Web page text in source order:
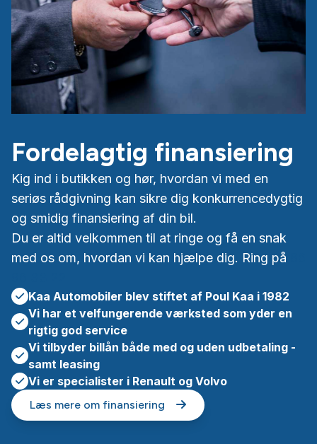
Fordelagtig finansiering
Kig ind i butikken og hør, hvordan vi med en
seriøs rådgivning kan sikre dig konkurrencedygtig
og smidig finansiering af din bil.
Du er altid velkommen til at ringe og få en snak
med os om, hvordan vi kan hjælpe dig. Ring på
Kaa Automobiler blev stiftet af Poul Kaa i 1982
Vi har et velfungerende værksted som yder en
rigtig god service
Vi tilbyder billån både med og uden udbetaling -
samt leasing
Vi er specialister i Renault og Volvo
Læs mere om finansiering